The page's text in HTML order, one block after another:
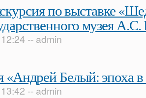
по выставке
музея
-- admin
экскурсия по выставке «шедевры из собрания
«Андрей Белый: эпоха в
-- admin